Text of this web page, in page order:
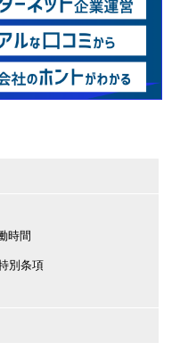
時間
別条項